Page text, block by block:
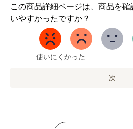
この商品詳細ページは、商品を
いやすかったですか？
1
か
使いにくかった
次